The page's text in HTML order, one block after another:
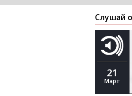
Слушай
21
Март